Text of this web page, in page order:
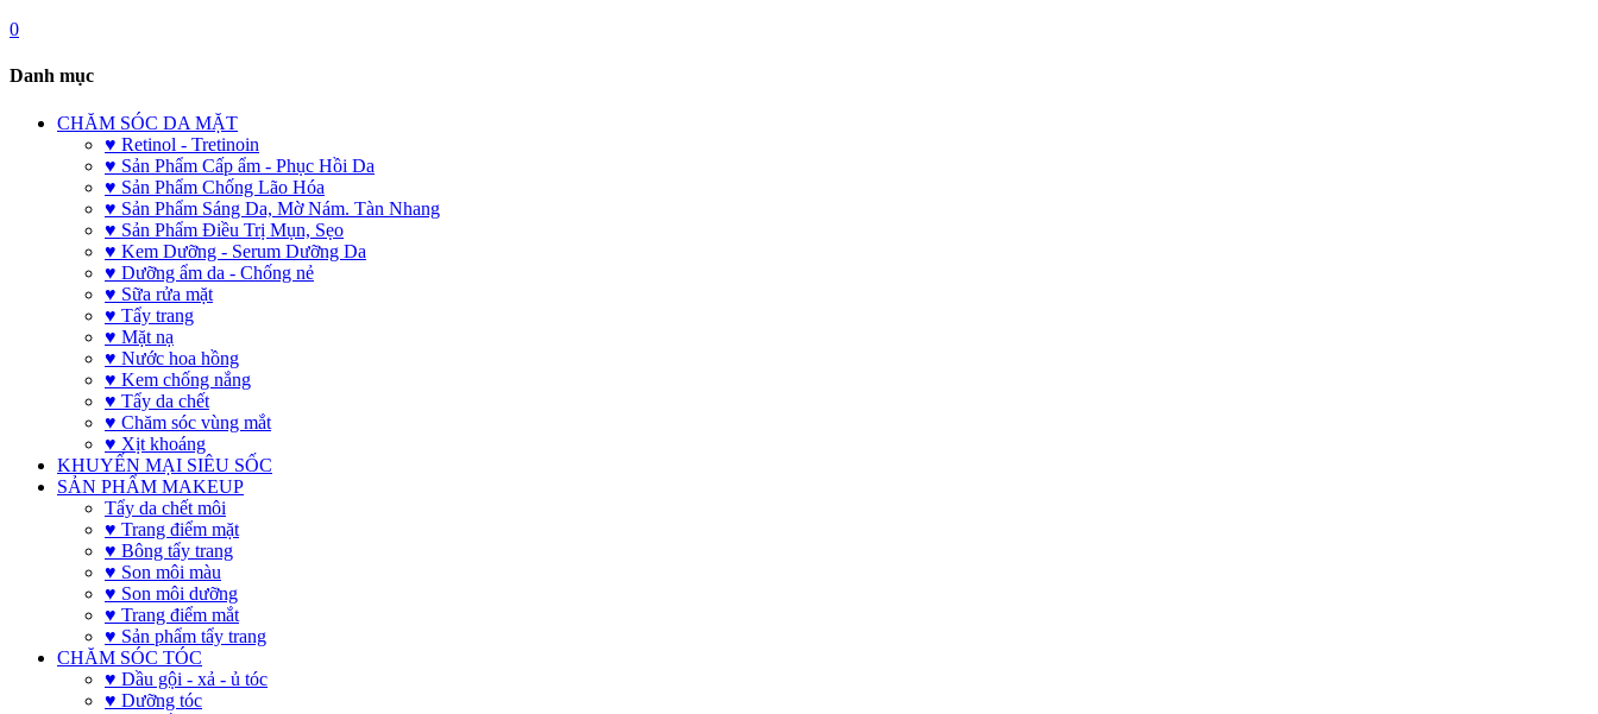
0
Danh mục
CHĂM SÓC DA MẶT
♥ Retinol - Tretinoin
♥ Sản Phẩm Cấp ẩm - Phục Hồi Da
♥ Sản Phẩm Chống Lão Hóa
♥ Sản Phẩm Sáng Da, Mờ Nám. Tàn Nhang
♥ Sản Phẩm Điều Trị Mụn, Sẹo
♥ Kem Dưỡng - Serum Dưỡng Da
♥ Dưỡng ẩm da - Chống nẻ
♥ Sữa rửa mặt
♥ Tẩy trang
♥ Mặt nạ
♥ Nước hoa hồng
♥ Kem chống nắng
♥ Tẩy da chết
♥ Chăm sóc vùng mắt
♥ Xịt khoáng
KHUYẾN MẠI SIÊU SỐC
SẢN PHẨM MAKEUP
Tẩy da chết môi
♥ Trang điểm mặt
♥ Bông tẩy trang
♥ Son môi màu
♥ Son môi dưỡng
♥ Trang điểm mắt
♥ Sản phẩm tẩy trang
CHĂM SÓC TÓC
♥ Dầu gội - xả - ủ tóc
♥ Dưỡng tóc